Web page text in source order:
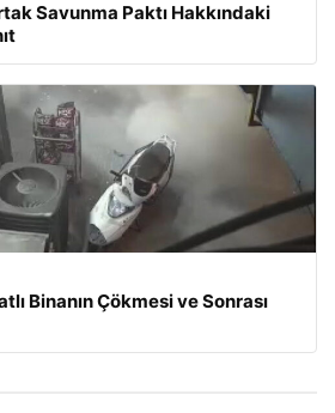
Savunma Paktı Hakkındaki
Binanın Çökmesi ve Sonrası